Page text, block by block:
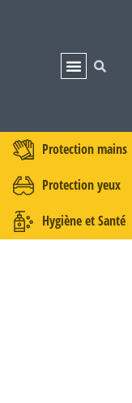
Protection mains
Protection yeux
Hygiène et Santé